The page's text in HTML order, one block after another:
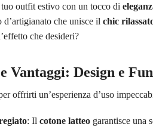
outfit estivo con un tocco di
d’artigianato che unisce il chic
che desideri?
Vantaggi: Design e
offrirti un’esperienza d’uso
: Il cotone latteogarantisce una